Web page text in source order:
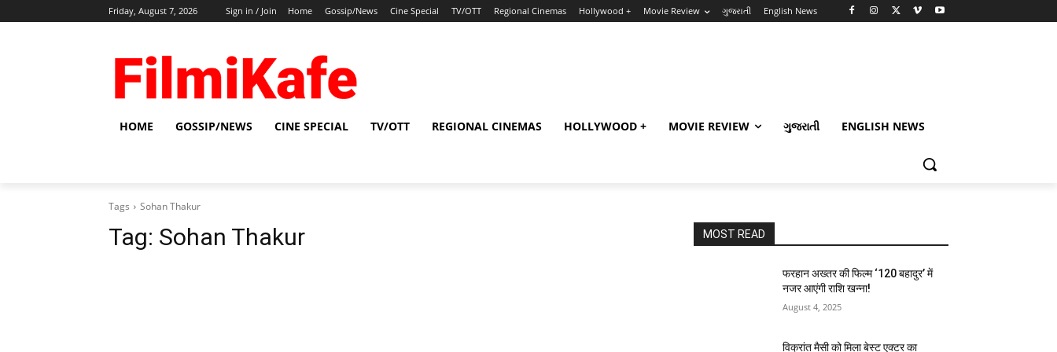
Friday, August 7, 2026 Sign in / Join Home Gossip/News Cine Special TV/OTT Regional Cinemas Hollywood + Movie Review ગુજરાતી English News
HOME GOSSIP/NEWS CINE SPECIAL TV/OTT REGIONAL CINEMAS HOLLYWOOD + MOVIE REVIEW ગુજરાતી ENGLISH NEWS
Tags Sohan Thakur
Tag: Sohan Thakur MOST READ
फरहान अख्तर की फिल्म ‘120 बहादुर’ में
नजर आएंगी राशि खन्ना!
August 4, 2025
विक्रांत मैसी को मिला बेस्ट एक्टर का